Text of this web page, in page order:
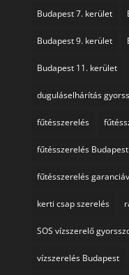
Budapest 7. kerület
Budapest 9. kerület
Budapest 11. kerület
duguláselhárítás
fűtésszerelés
fűtésszerelés
fűtésszerelés
kerti csap szerelés
SOS vízszerelő
vízszerelés Budapest